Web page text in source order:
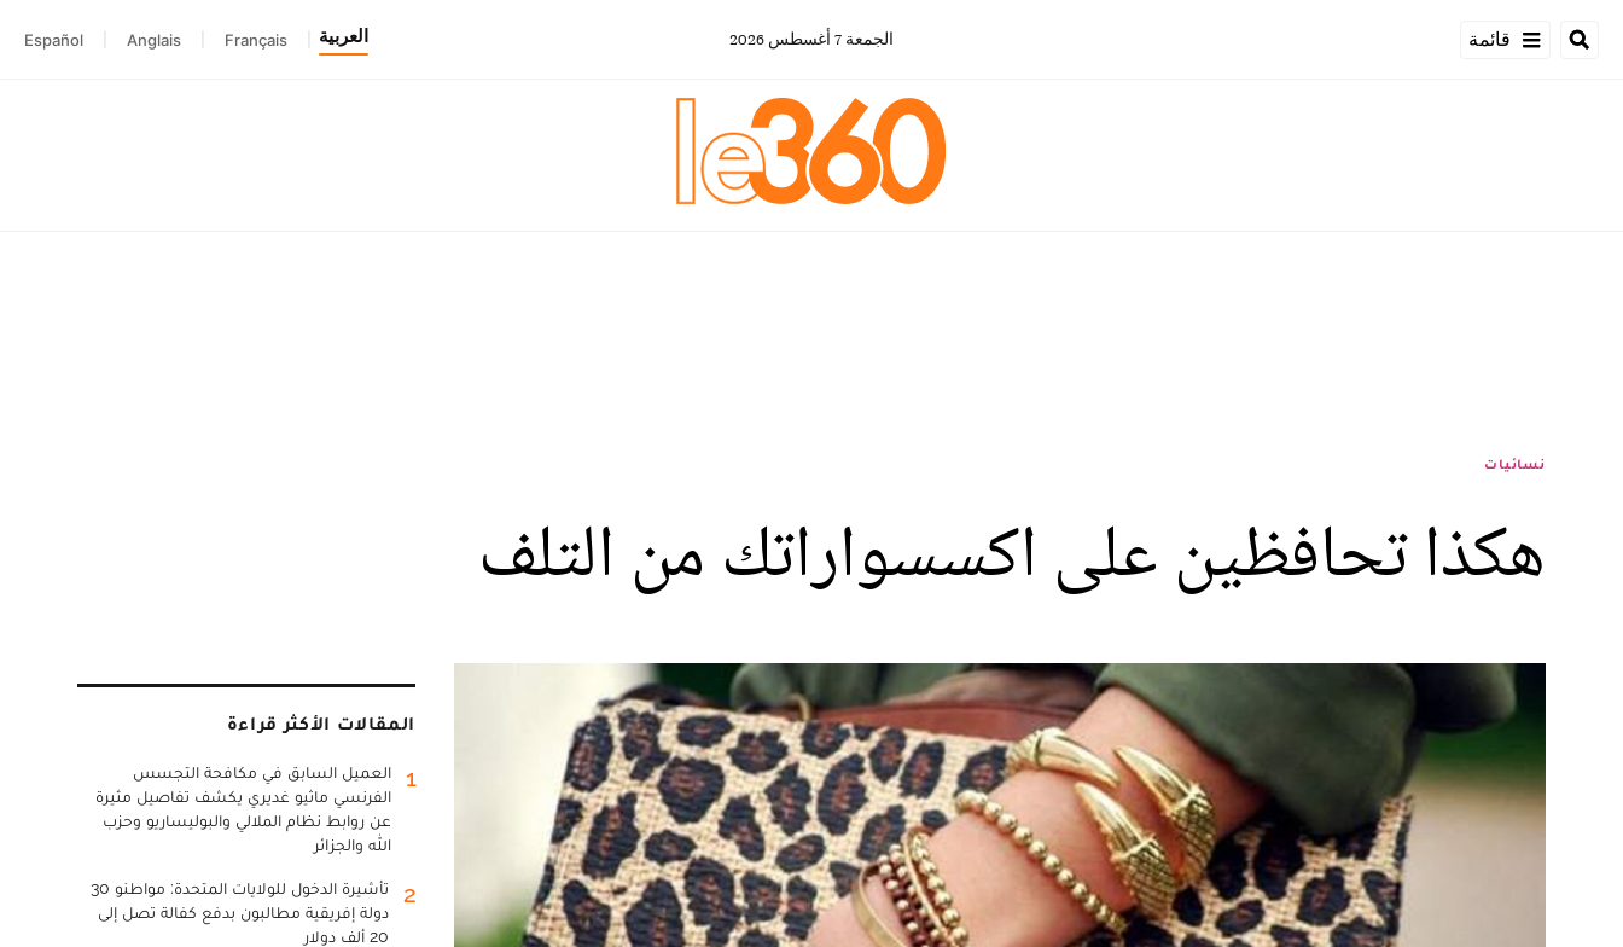
قائمة الجمعة 7 أغسطس 2026 العربية Français
Anglais
Español
نسائيات
هكذا تحافظين على اكسسواراتك من التلف
المقالات الأكثر قراءة
1
العميل السابق في مكافحة التجسس
الفرنسي ماثيو غديري يكشف تفاصيل مثيرة
عن روابط نظام الملالي والبوليساريو وحزب
الله والجزائر
2
تأشيرة الدخول للولايات المتحدة: مواطنو 30
دولة إفريقية مطالبون بدفع كفالة تصل إلى
20 ألف دولار